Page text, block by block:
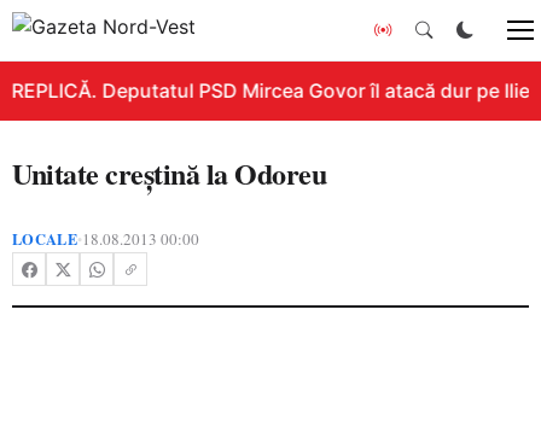
REPLICĂ. Deputatul PSD Mircea Govor îl atacă dur pe
Unitate creştină la Odoreu
LOCALE•18.08.2013 00:00